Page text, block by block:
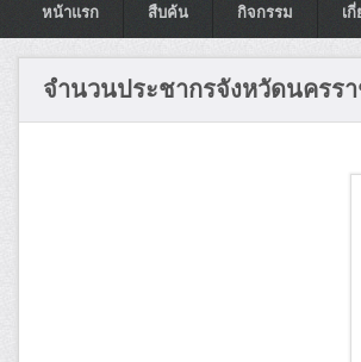
หน้าแรก สืบค้น กิจกรรม เ
จำนวนประชากรจังหวัดนครร